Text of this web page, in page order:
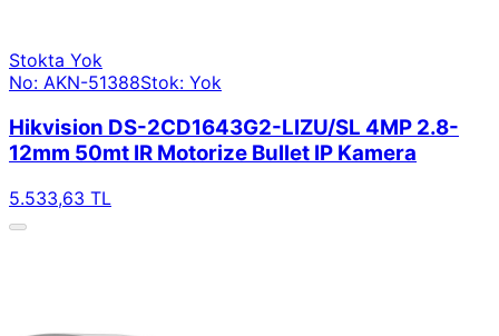
Stokta Yok
No: AKN-51388Stok: Yok
Hikvision DS-2CD1643G2-LIZU/SL 4MP 2.8-
12mm 50mt IR Motorize Bullet IP Kamera
5.533,63 TL